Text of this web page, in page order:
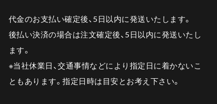
代金のお支払い確定後、5日以内に発送いたします。
後払い決済の場合は注文確定後、5日以内に発送いたし
ます。
※当社休業日、交通事情などにより指定日に着かないこ
ともあります。指定日時は目安とお考え下さい。